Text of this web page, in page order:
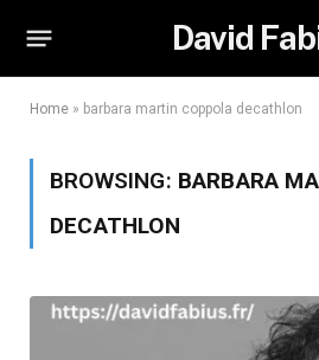
David
Home » barbara martin coppola decathlon
BROWSING: BARBARA
DECATHLON